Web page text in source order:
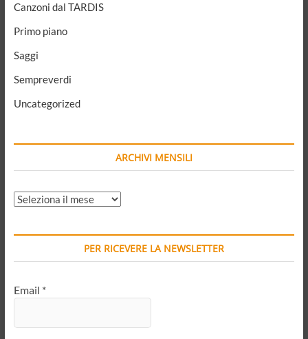
Canzoni dal TARDIS
Primo piano
Saggi
Sempreverdi
Uncategorized
ARCHIVI MENSILI
ARCHIVI
PER RICEVERE LA NEWSLETTER
Email *